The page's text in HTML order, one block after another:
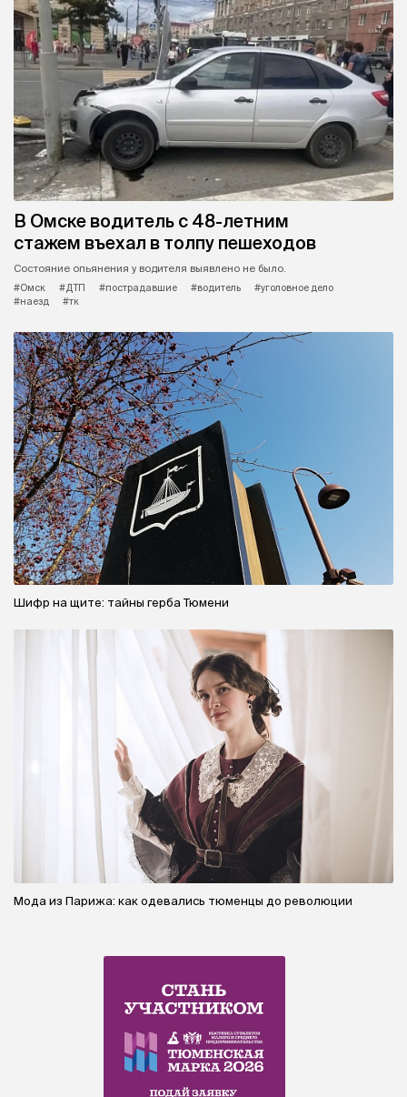
В Омске водитель с 48-летним
стажем въехал в толпу пешеходов
Состояние опьянения у водителя выявлено не было.
#Омск
#ДТП #пострадавшие #водитель
#уголовное дело
#наезд
#тк
Шифр на щите: тайны герба Тюмени
Мода из Парижа: как одевались тюменцы до революции